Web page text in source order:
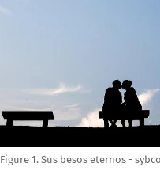
Figure 1. Sus besos eternos -